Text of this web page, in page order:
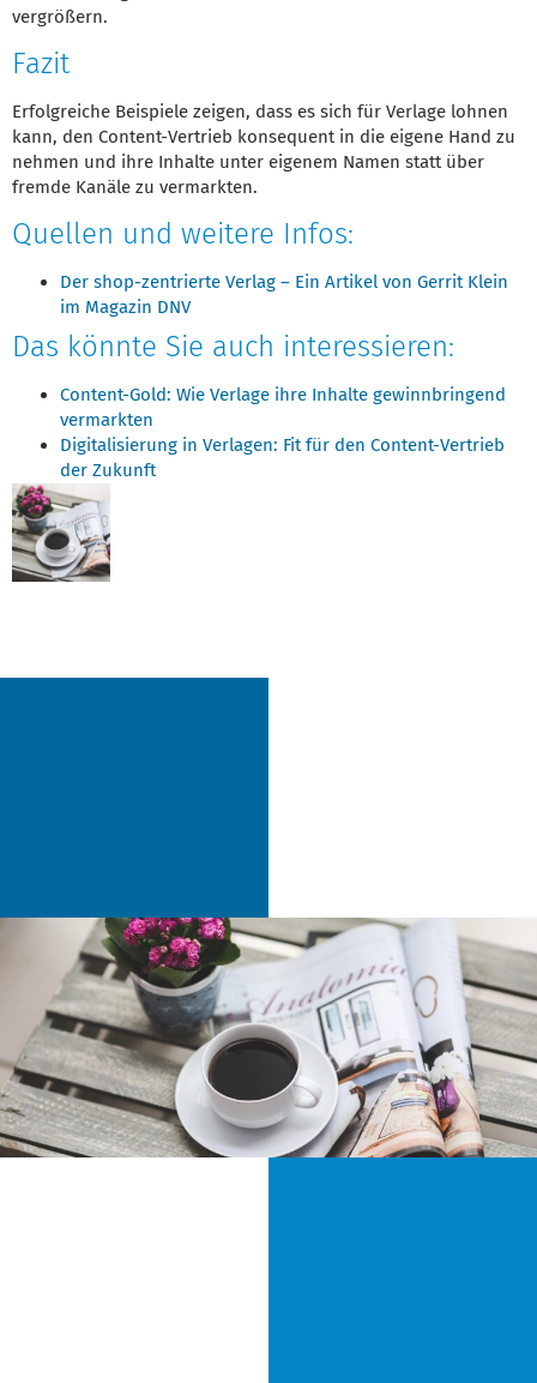
vergrößern.
Fazit
Erfolgreiche Beispiele zeigen, dass es sich für Verlage lohnen
kann, den Content-Vertrieb konsequent in die eigene Hand zu
nehmen und ihre Inhalte unter eigenem Namen statt über
fremde Kanäle zu vermarkten.
Quellen und weitere Infos:
Der shop-zentrierte Verlag – Ein Artikel von Gerrit Klein
im Magazin DNV
Das könnte Sie auch interessieren:
Content-Gold: Wie Verlage ihre Inhalte gewinnbringend
vermarkten
Digitalisierung in Verlagen: Fit für den Content-Vertrieb
der Zukunft